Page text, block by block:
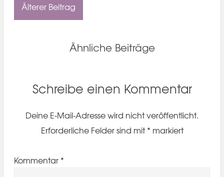
Älterer Beitrag
Ähnliche Beiträge
Schreibe einen Kommentar
Deine E-Mail-Adresse wird nicht veröffentlicht.
Erforderliche Felder sind mit* markiert
Kommentar *